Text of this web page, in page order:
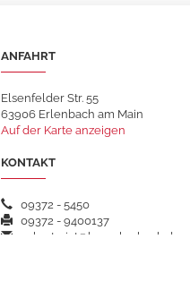
ANFAHRT
Elsenfelder Str. 55
63906 Erlenbach am Main
Auf der Karte anzeigen
KONTAKT
09372 - 5450
09372 - 9400137
sekretariat@hsgerlenbach.de